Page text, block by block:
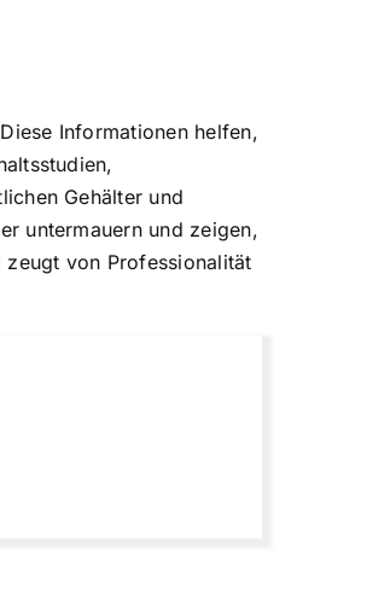
Informationen helfen,
Gehälter und
untermauern und zeigen,
zeugt von Professionalität